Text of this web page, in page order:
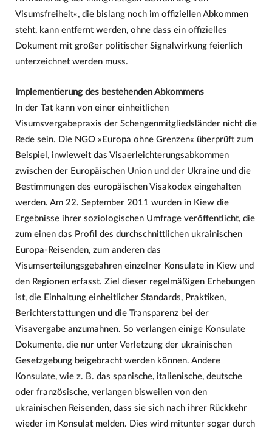
Visumsfreiheit«, die bislang noch im offiziellen Abkommen
steht, kann entfernt werden, ohne dass ein offizielles
Dokument mit großer politischer Signalwirkung feierlich
unterzeichnet werden muss.
Implementierung des bestehenden Abkommens
In der Tat kann von einer einheitlichen
Visumsvergabepraxis der Schengenmitgliedsländer nicht die
Rede sein. Die NGO »Europa ohne Grenzen« überprüft zum
Beispiel, inwieweit das Visaerleichterungsabkommen
zwischen der Europäischen Union und der Ukraine und die
Bestimmungen des europäischen Visakodex eingehalten
werden. Am 22. September 2011 wurden in Kiew die
Ergebnisse ihrer soziologischen Umfrage veröffentlicht, die
zum einen das Profil des durchschnittlichen ukrainischen
Europa-Reisenden, zum anderen das
Visumserteilungsgebahren einzelner Konsulate in Kiew und
den Regionen erfasst. Ziel dieser regelmäßigen Erhebungen
ist, die Einhaltung einheitlicher Standards, Praktiken,
Berichterstattungen und die Transparenz bei der
Visavergabe anzumahnen. So verlangen einige Konsulate
Dokumente, die nur unter Verletzung der ukrainischen
Gesetzgebung beigebracht werden können. Andere
Konsulate, wie z. B. das spanische, italienische, deutsche
oder französische, verlangen bisweilen von den
ukrainischen Reisenden, dass sie sich nach ihrer Rückkehr
wieder im Konsulat melden. Dies wird mitunter sogar durch